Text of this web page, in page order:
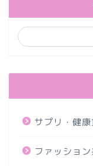
サプリ・健康
ファッショ